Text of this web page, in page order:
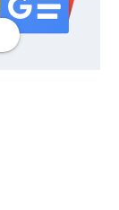
profilgoogle news